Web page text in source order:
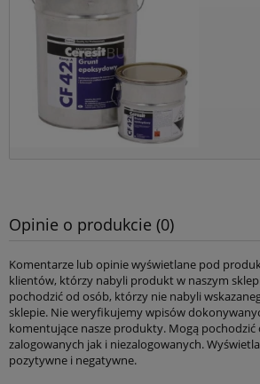
Opinie o produkcie (0)
Komentarze lub opinie wyświetlane pod
klientów, którzy nabyli produkt w naszym
pochodzić od osób, którzy nie nabyli
sklepie. Nie weryfikujemy wpisów
komentujące nasze produkty. Mogą
zalogowanych jak i niezalogowanych.
pozytywne i negatywne.